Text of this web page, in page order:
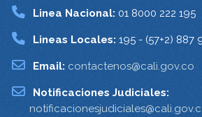
Linea Nacional: 01 8000 222 195
Lineas Locales: 195 - (57+2) 887
Email: contactenos@cali.gov.co
Notificaciones Judiciales: